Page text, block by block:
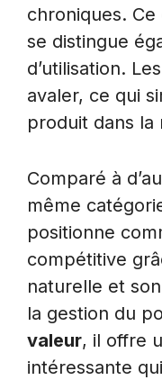
chroniques.
se distingue
d’utilisation.
avaler, ce qui
produit dans la
Comparé à
même
positionne
compétitive
naturelle et
la gestion du
valeur, il offre
intéressante